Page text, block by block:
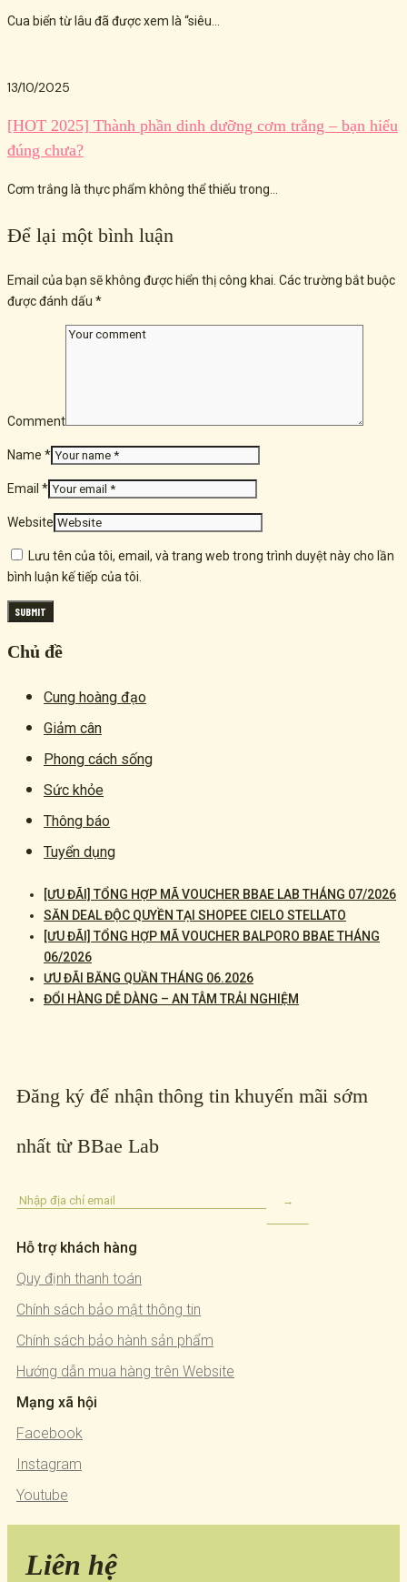
Cua biển từ lâu đã được xem là “siêu...
13/10/2025
[HOT 2025] Thành phần dinh dưỡng cơm trắng – bạn hiểu
đúng chưa?
Cơm trắng là thực phẩm không thể thiếu trong...
Để lại một bình luận
Email của bạn sẽ không được hiển thị công khai. Các trường bắt buộc
được đánh dấu *
Comment
Name *
Email *
Website
Lưu tên của tôi, email, và trang web trong trình duyệt này cho lần
bình luận kế tiếp của tôi.
Chủ đề
Cung hoàng đạo
Giảm cân
Phong cách sống
Sức khỏe
Thông báo
Tuyển dụng
[ƯU ĐÃI] TỔNG HỢP MÃ VOUCHER BBAE LAB THÁNG 07/2026
SĂN DEAL ĐỘC QUYỀN TẠI SHOPEE CIELO STELLATO
[ƯU ĐÃI] TỔNG HỢP MÃ VOUCHER BALPORO BBAE THÁNG
06/2026
ƯU ĐÃI BĂNG QUẦN THÁNG 06.2026
ĐỔI HÀNG DỄ DÀNG – AN TÂM TRẢI NGHIỆM
Đăng ký để nhận thông tin khuyến mãi sớm
nhất từ BBae Lab
Hỗ trợ khách hàng
Quy định thanh toán
Chính sách bảo mật thông tin
Chính sách bảo hành sản phẩm
Hướng dẫn mua hàng trên Website
Mạng xã hội
Facebook
Instagram
Youtube
Liên hệ